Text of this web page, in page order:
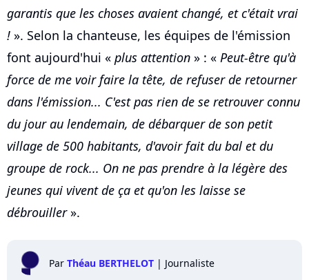
garantis que les choses avaient changé, et c'était vrai
! ». Selon la chanteuse, les équipes de l'émission
font aujourd'hui « plus attention » : « Peut-être qu'à
force de me voir faire la tête, de refuser de retourner
dans l'émission... C'est pas rien de se retrouver connu
du jour au lendemain, de débarquer de son petit
village de 500 habitants, d'avoir fait du bal et du
groupe de rock... On ne pas prendre à la légère des
jeunes qui vivent de ça et qu'on les laisse se
débrouiller».
Par Théau BERTHELOT | Journaliste